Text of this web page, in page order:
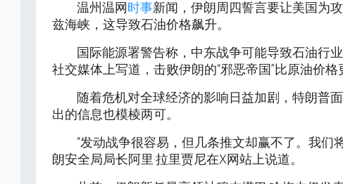
温州温网 时事新闻，伊朗周四誓言要让美国为
兹海峡，这导致石油价格飙升。
国际能源署警告称，中东战争可能导致石油行
社交媒体上写道，击败伊朗的“邪恶帝国”比原油价格
随着危机对全球经济的影响日益加剧，特朗普
出的信息也模棱两可。
“发动战争很容易，但几条推文却赢不了。我
朗安全局局长阿里·拉里贾尼在X网站上说道。